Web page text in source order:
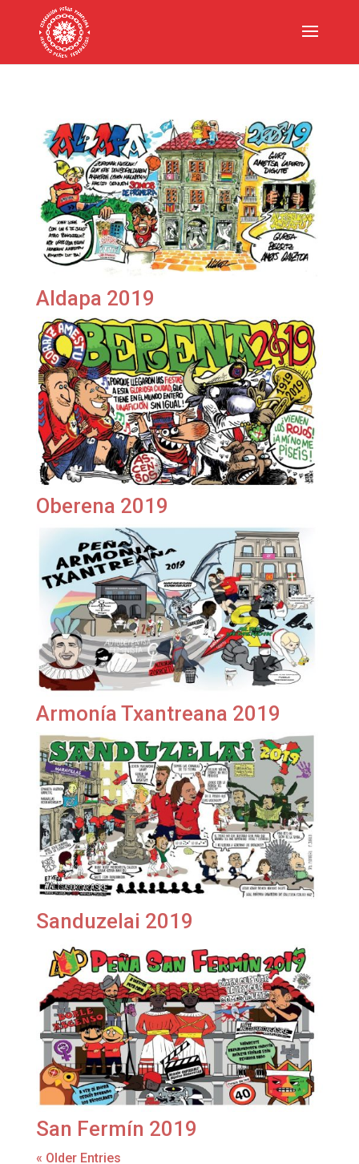
Aldapa 2019
Oberena 2019
Armonía Txantreana 2019
Sanduzelai 2019
San Fermín 2019
« Older Entries